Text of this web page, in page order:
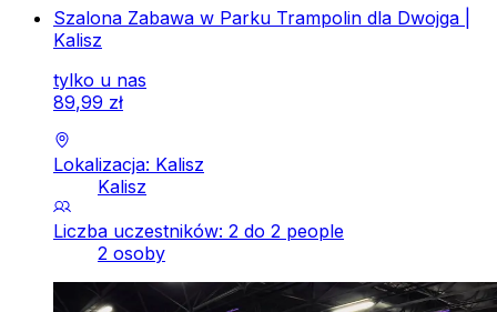
Szalona Zabawa w Parku Trampolin dla Dwojga |
Kalisz
tylko u nas
89,99 zł
Lokalizacja: Kalisz
Kalisz
Liczba uczestników: 2 do 2 people
2 osoby